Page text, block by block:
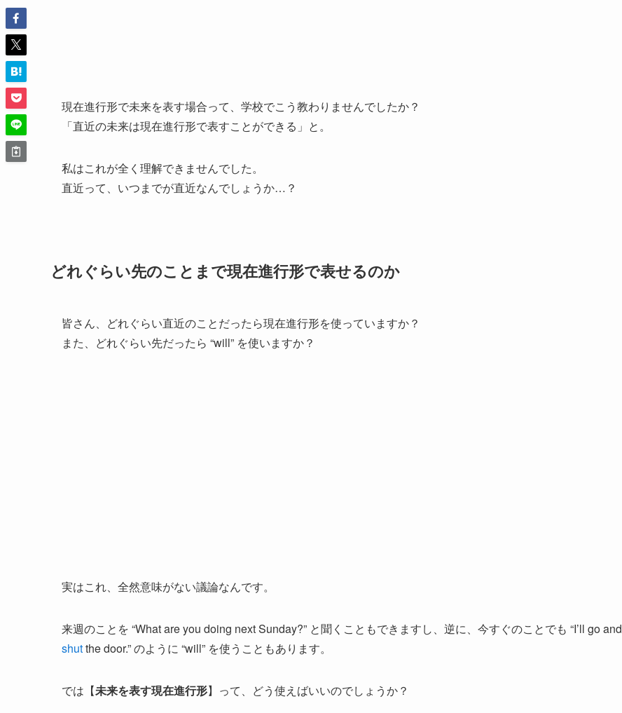
現在進行形で未来を表す場合って、学校でこう教わりませんでしたか？
「直近の未来は現在進行形で表すことができる」と。
私はこれが全く理解できませんでした。
直近って、いつまでが直近なんでしょうか…？
どれぐらい先のことまで現在進行形で表せるのか
皆さん、どれぐらい直近のことだったら現在進行形を使っていますか？
また、どれぐらい先だったら “will” を使いますか？
実はこれ、全然意味がない議論なんです。
来週のことを “What are you doing next Sunday?” と聞くこともできますし、逆に、今すぐのことでも “I’ll go and
shutthe door.” のように “will” を使うこともあります。
では【未来を表す現在進行形】って、どう使えばいいのでしょうか？